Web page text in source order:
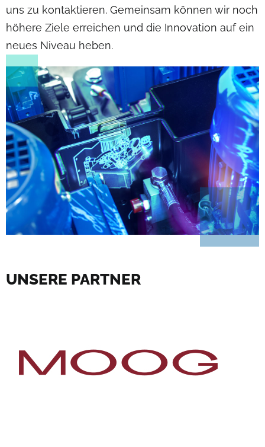
uns zu kontaktieren. Gemeinsam können wir noch
höhere Ziele erreichen und die Innovation auf ein
neues Niveau heben.
UNSERE PARTNER